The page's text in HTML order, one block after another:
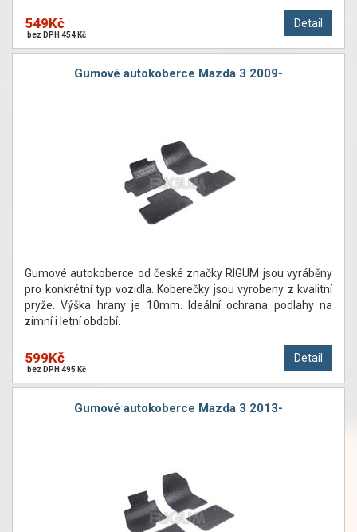
Detail
549Kč
bez DPH 454 Kč
Gumové autokoberce Mazda 3 2009-
Gumové autokoberce od české značky RIGUM jsou vyráběny
pro konkrétní typ vozidla. Koberečky jsou vyrobeny z kvalitní
pryže. Výška hrany je 10mm. Ideální ochrana podlahy na
zimní i letní období.
Detail
599Kč
bez DPH 495 Kč
Gumové autokoberce Mazda 3 2013-